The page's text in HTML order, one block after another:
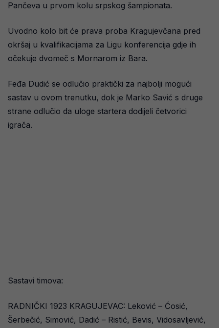
Pančeva u prvom kolu srpskog šampionata.
Uvodno kolo bit će prava proba Kragujevčana pred
okršaj u kvalifikacijama za Ligu konferencija gdje ih
očekuje dvomeč s Mornarom iz Bara.
Feđa Dudić se odlučio praktički za najbolji mogući
sastav u ovom trenutku, dok je Marko Savić s druge
strane odlučio da uloge startera dodijeli četvorici
igrača.
Sastavi timova:
RADNIČKI 1923 KRAGUJEVAC: Leković – Ćosić,
Šerbečić, Simović, Dadić – Ristić, Bevis, Vidosavljević,